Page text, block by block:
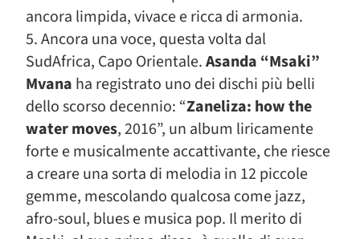
ancora limpida, vivace e ricca di armonia.
5. Ancora una voce, questa volta dal
SudAfrica, Capo Orientale.Asanda “Msaki”
Mvana ha registrato uno dei dischi più belli
dello scorso decennio: “Zaneliza: how the
water moves, 2016”, un album liricamente
forte e musicalmente accattivante, che riesce
a creare una sorta di melodia in 12 piccole
gemme, mescolando qualcosa come jazz,
afro-soul, blues e musica pop. Il merito di